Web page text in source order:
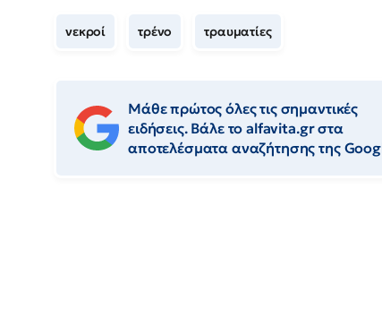
νεκροί τρένο τραυματίες
Μάθε πρώτος όλες τις σημαντικές
ειδήσεις. Βάλε το alfavita.gr στα
αποτελέσματα αναζήτησης της